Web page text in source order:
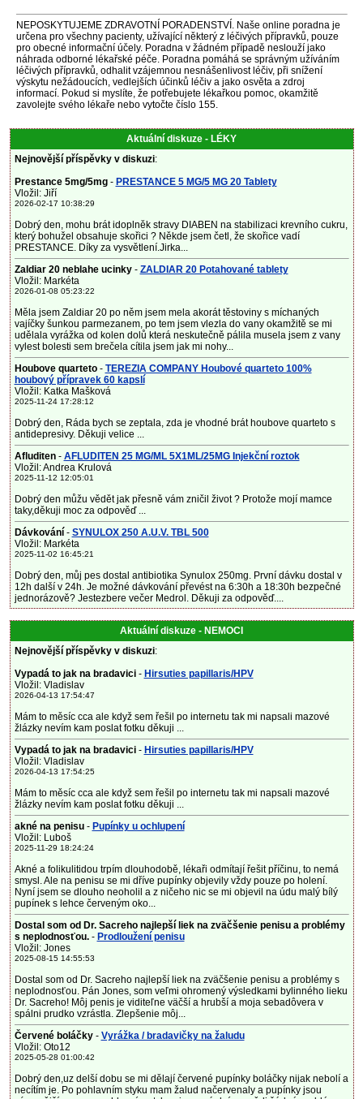
NEPOSKYTUJEME ZDRAVOTNÍ PORADENSTVÍ. Naše online poradna je
určena pro všechny pacienty, užívající některý z léčivých přípravků, pouze
pro obecné informační účely. Poradna v žádném případě neslouží jako
náhrada odborné lékařské péče. Poradna pomáhá se správným užíváním
léčivých přípravků, odhalit vzájemnou nesnášenlivost léčiv, při snížení
výskytu nežádoucích, vedlejších účinků léčiv a jako osvěta a zdroj
informací. Pokud si myslíte, že potřebujete lékařkou pomoc, okamžitě
zavolejte svého lékaře nebo vytočte číslo 155.
Aktuální diskuze - LÉKY
Nejnovější příspěvky v diskuzi:
Prestance 5mg/5mg- PRESTANCE 5 MG/5 MG 20 Tablety
Vložil: Jiří
2026-02-17 10:38:29
Dobrý den, mohu brát idoplněk stravy DIABEN na stabilizaci krevního cukru,
který bohužel obsahuje skořici ? Někde jsem četl, že skořice vadí
PRESTANCE. Díky za vysvětlení.Jirka...
Zaldiar 20 neblahe ucinky- ZALDIAR 20 Potahované tablety
Vložil: Markéta
2026-01-08 05:23:22
Měla jsem Zaldiar 20 po něm jsem mela akorát těstoviny s míchaných
vajíčky šunkou parmezanem, po tem jsem vlezla do vany okamžitě se mi
udělala vyrážka od kolen dolů která neskutečně pálila musela jsem z vany
vylest bolesti sem brečela cítila jsem jak mi nohy...
Houbove quarteto- TEREZIA COMPANY Houbové quarteto 100%
houbový přípravek 60 kapslí
Vložil: Katka Mašková
2025-11-24 17:28:12
Dobrý den, Ráda bych se zeptala, zda je vhodné brát houbove quarteto s
antidepresivy. Děkuji velice ...
Afluditen- AFLUDITEN 25 MG/ML 5X1ML/25MG Injekční roztok
Vložil: Andrea Krulová
2025-11-12 12:05:01
Dobrý den můžu vědět jak přesně vám zničil život ? Protože mojí mamce
taky,děkuji moc za odpověď ...
Dávkování - SYNULOX 250 A.U.V. TBL 500
Vložil: Markéta
2025-11-02 16:45:21
Dobrý den, můj pes dostal antibiotika Synulox 250mg. První dávku dostal v
12h další v 24h. Je možné dávkování převést na 6:30h a 18:30h bezpečné
jednorázově? Jestezbere večer Medrol. Děkuji za odpověď....
Aktuální diskuze - NEMOCI
Nejnovější příspěvky v diskuzi:
Vypadá to jak na bradavici - Hirsuties papillaris/HPV
Vložil: Vladislav
2026-04-13 17:54:47
Mám to měsíc cca ale když sem řešil po internetu tak mi napsali mazové
žlázky nevím kam poslat fotku děkuji ...
Vypadá to jak na bradavici - Hirsuties papillaris/HPV
Vložil: Vladislav
2026-04-13 17:54:25
Mám to měsíc cca ale když sem řešil po internetu tak mi napsali mazové
žlázky nevím kam poslat fotku děkuji ...
akné na penisu- Pupínky u ochlupení
Vložil: Luboš
2025-11-29 18:24:24
Akné a folikulitidou trpím dlouhodobě, lékaři odmítají řešit příčinu, to nemá
smysl. Ale na penisu se mi dříve pupínky objevily vždy pouze po holení.
Nyní jsem se dlouho neoholil a z ničeho nic se mi objevil na údu malý bílý
pupínek s lehce červeným oko...
Dostal som od Dr. Sacreho najlepší liek na zväčšenie penisu a problémy
s neplodnosťou.- Prodloužení penisu
Vložil: Jones
2025-08-15 14:55:53
Dostal som od Dr. Sacreho najlepší liek na zväčšenie penisu a problémy s
neplodnosťou. Pán Jones, som veľmi ohromený výsledkami bylinného lieku
Dr. Sacreho! Môj penis je viditeľne väčší a hrubší a moja sebadôvera v
spálni prudko vzrástla. Zlepšenie môj...
Červené boláčky - Vyrážka / bradavičky na žaludu
Vložil: Oto12
2025-05-28 01:00:42
Dobrý den,uz delší dobu se mi dělají červené pupínky boláčky nijak nebolí a
necítím je. Po pohlavním styku mam žalud načervenaly a pupínky jsou